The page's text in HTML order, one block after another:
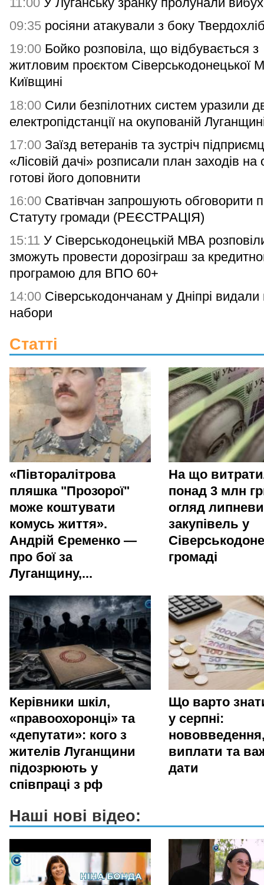
09:35 росіяни атакували з боку
19:00 Бойко розповіла, що відбувається з
житловим проєктом Сіверськодонецької
Київщині
18:00 Сили безпілотних систем уразили
електропідстанції на окупованій
17:00 Заїзд ветеранів та зустріч
«Лісовій дачі» розписали план заходів на
готові його доповнити
16:00 Сватівчан запрошують обговорити
Статуту громади (РЕЄСТРАЦІЯ)
15:11 У Сіверськодонецькій МВА
зможуть провести дорозіграш за
програмою для ВПО 60+
14:00 Сіверськодончанам у Дніпрі видали
набори
Статті
«Півторалітрова
пляшка "Прозорої"
може коштувати
комусь життя».
Андрій Єременко —
про бої за
Луганщину,...
На що
понад 3 млн
огляд
закупівель у
громаді
Керівники шкіл,
«правоохоронці» та
«депутати»: кого з
жителів Луганщини
підозрюють у
співпраці з рф
Що варто
у серпні:
виплати та
дати
Наші нові відео: